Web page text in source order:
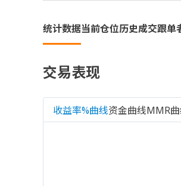
统计数据当前仓位历史成交跟单
交易表现
收益率%曲线资金曲线MMR